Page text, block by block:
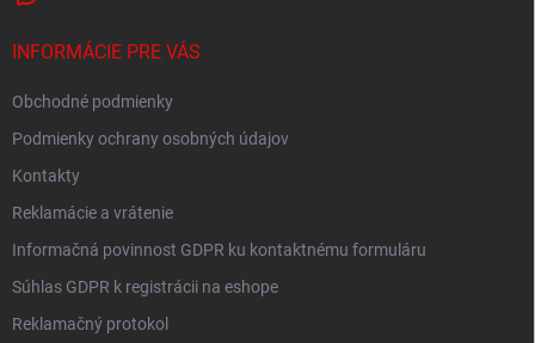
INFORMÁCIE PRE VÁS
Obchodné podmienky
Podmienky ochrany osobných údajov
Kontakty
Reklamácie a vrátenie
Informačná povinnost GDPR ku kontaktnému formuláru
Súhlas GDPR k registrácii na eshope
Reklamačný protokol